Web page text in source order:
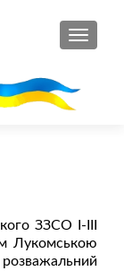
ЗЗСО І-ІІІ
Лукомською